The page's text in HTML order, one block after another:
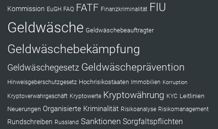
Kommission EuGH FAQ FATF Finanzkriminalität FIU
Geldwäsche Geldwäschebeauftragter
Geldwäschebekämpfung
Geldwäschegesetz Geldwäscheprävention
Hinweisgeberschutzgesetz Hochrisikostaaten Immobilien Korruption
Kryptoverwahrgeschäft Kryptowerte Kryptowährung KYC Leitlinien
Neuerungen Organisierte Kriminalität Risikoanalyse Risikomanagement
Rundschreiben Russland Sanktionen Sorgfaltspflichten